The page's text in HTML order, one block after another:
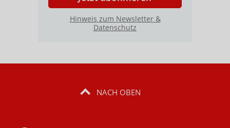
Hinweis zum Newsletter &
Datenschutz
NACH OBEN